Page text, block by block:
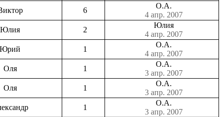
6
О.А.
4 апр. 2007
Юлия
2
Юлия
4 апр. 2007
Юрий
1
О.А.
4 апр. 2007
Оля
1
О.А.
3 апр. 2007
Оля
1
О.А.
3 апр. 2007
1
О.А.
3 апр. 2007